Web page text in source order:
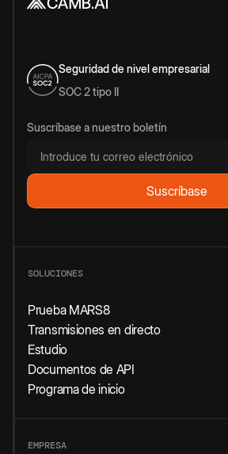
Seguridad de nivel empresarial
SOC 2 tipo II
Suscríbase a nuestro boletín
SOLUCIONES
Prueba MARS8
Transmisiones en directo
Estudio
Documentos de API
Programa de inicio
EMPRESA